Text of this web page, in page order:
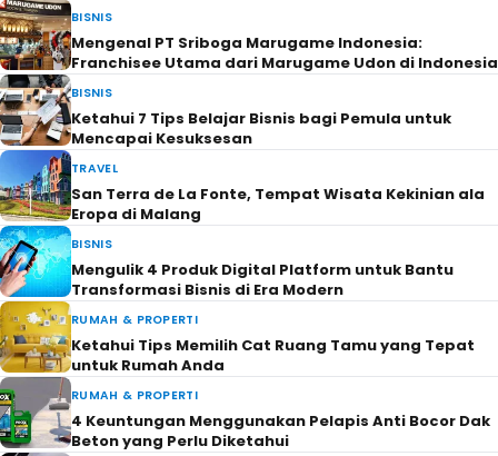
BISNIS
Mengenal PT Sriboga Marugame Indonesia:
Franchisee Utama dari Marugame Udon di Indonesia
BISNIS
Ketahui 7 Tips Belajar Bisnis bagi Pemula untuk
Mencapai Kesuksesan
TRAVEL
San Terra de La Fonte, Tempat Wisata Kekinian ala
Eropa di Malang
BISNIS
Mengulik 4 Produk Digital Platform untuk Bantu
Transformasi Bisnis di Era Modern
RUMAH & PROPERTI
Ketahui Tips Memilih Cat Ruang Tamu yang Tepat
untuk Rumah Anda
RUMAH & PROPERTI
4 Keuntungan Menggunakan Pelapis Anti Bocor Dak
Beton yang Perlu Diketahui